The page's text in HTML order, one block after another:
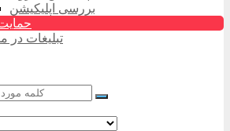
بررسی اپلیکیشن
تبلیغات در